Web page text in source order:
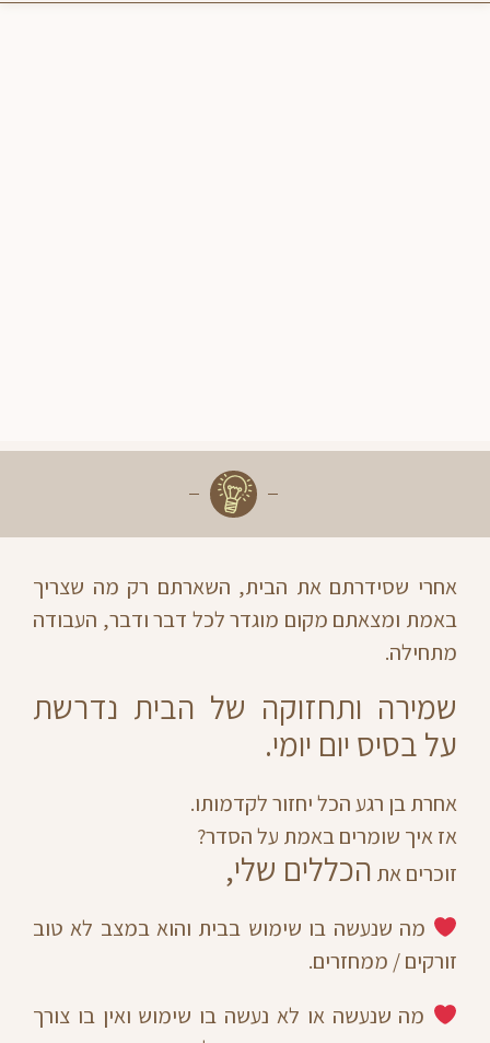
אחרי שסידרתם את הבית, השארתם רק מה שצריך
באמת ומצאתם מקום מוגדר לכל דבר ודבר, העבודה
מתחילה.
שמירה ותחזוקה של הבית נדרשת
על בסיס יום יומי.
אחרת בן רגע הכל יחזור לקדמותו.
אז איך שומרים באמת על הסדר?
זוכרים את הכללים שלי,
מה שנעשה בו שימוש בבית והוא במצב לא טוב
זורקים / ממחזרים.
מה שנעשה או לא נעשה בו שימוש ואין בו צורך